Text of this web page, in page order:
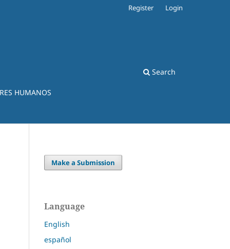
HUMANOS
Search
Register Login
Make a Submission
Language
English
español